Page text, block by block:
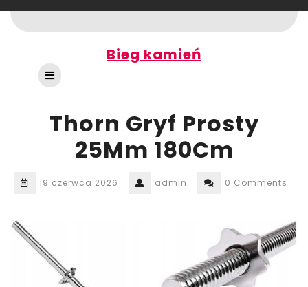
to
content
Bieg kamień
Open
Button
Thorn Gryf Prosty
25Mm 180Cm
19 czerwca 2026 admin 0 Comments